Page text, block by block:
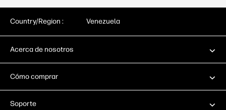
Country/Region : Venezuela
Acerca de nosotros
Cómo comprar
Soporte